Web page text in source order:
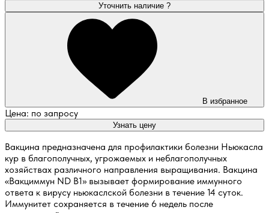
Уточнить наличие ?
В избранное
Цена: по запросу
Узнать цену
Вакцина предназначена для профилактики болезни Ньюкасла
кур в благополучных, угрожаемых и неблагополучных
хозяйствах различного направления выращивания. Вакцина
«Вакциммун ND B1» вызывает формирование иммунного
ответа к вирусу ньюкаслской болезни в течение 14 суток.
Иммунитет сохраняется в течение 6 недель после